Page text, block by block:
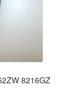
8216GZ